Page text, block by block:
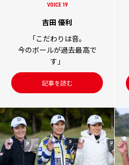
VOICE 19
吉田 優利
「こだわりは音。
今のボールが過去最高で
す」
記事を読む